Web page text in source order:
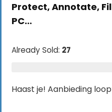
Protect, Annotate,
PC…
Already Sold: 27
Haast je! Aanbieding